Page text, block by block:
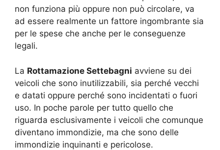
non funziona più oppure non può circolare, va
ad essere realmente un fattore ingombrante sia
per le spese che anche per le conseguenze
legali.
La Rottamazione Settebagni avviene su dei
veicoli che sono inutilizzabili, sia perché vecchi
e datati oppure perché sono incidentati o fuori
uso. In poche parole per tutto quello che
riguarda esclusivamente i veicoli che comunque
diventano immondizie, ma che sono delle
immondizie inquinanti e pericolose.